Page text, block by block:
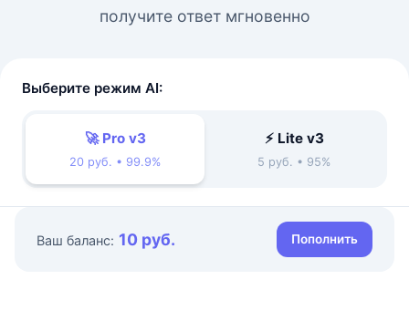
получите ответ мгновенно
Выберите режим AI:
🚀 Pro v3
20 руб. • 99.9%
⚡ Lite v3
5 руб. • 95%
Ваш баланс: 10 руб. Пополнить